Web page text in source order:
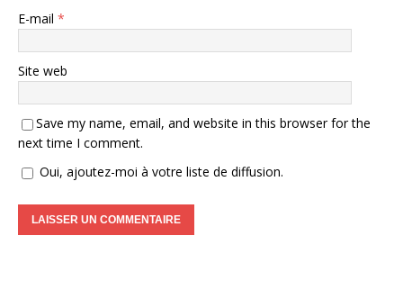
E-mail *
Site web
Save my name, email, and website in this browser for the
next time I comment.
Oui, ajoutez-moi à votre liste de diffusion.